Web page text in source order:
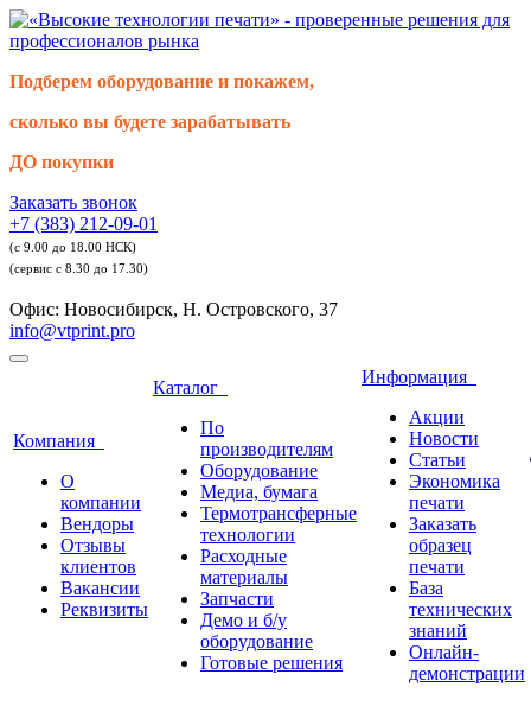
Подберем оборудование и покажем,
сколько вы будете зарабатывать
ДО покупки
Заказать звонок
+7 (383) 212-09-01
(с 9.00 до 18.00 НСК)
(сервис с 8.30 до 17.30)
Офис: Новосибирск, Н. Островского, 37
info@vtprint.pro
Компания
О
компании
Вендоры
Отзывы
клиентов
Вакансии
Реквизиты
Каталог
По
производителям
Оборудование
Медиа, бумага
Термотрансферные
технологии
Расходные
материалы
Запчасти
Демо и б/у
оборудование
Готовые решения
Информация
Акции
Новости
Статьи
Экономика
печати
Заказать
образец
печати
База
технических
знаний
Онлайн-
демонстрации